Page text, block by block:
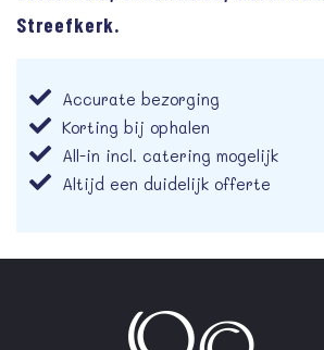
Streefkerk.
Accurate bezorging
Korting bij ophalen
All-in incl. catering mogelijk
Altijd een duidelijk offerte